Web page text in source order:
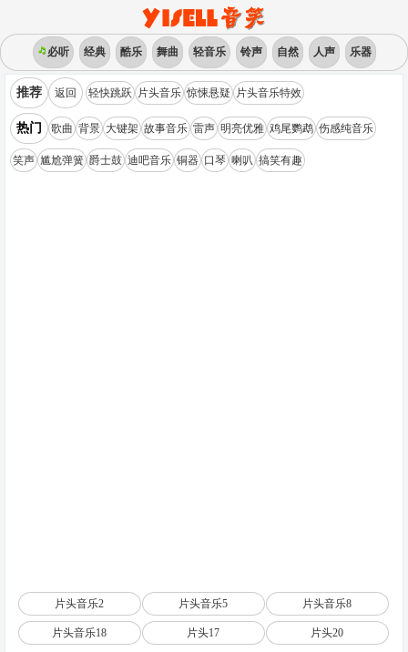
必听 经典 酷乐 舞曲 轻音乐 铃声 自然 人声 乐器
推荐 返回 轻快跳跃 片头音乐 惊悚悬疑 片头音乐特效
热门 歌曲 背景 大键架 故事音乐 雷声 明亮优雅 鸡尾鹦鹉 伤感纯音乐
笑声 尴尬弹簧 爵士鼓 迪吧音乐 铜器 口琴 喇叭 搞笑有趣
片头音乐2 片头音乐5 片头音乐8
片头音乐18 片头17 片头20